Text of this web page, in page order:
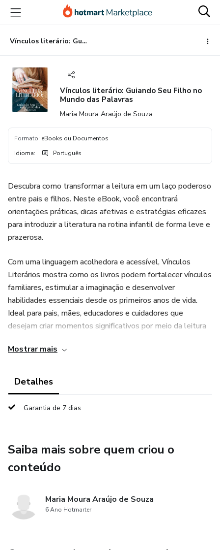
para
conteúdo
principal
para
pagamento
para
rodapé
Vínculos literário: Guiando Seu Filho no Mundo das Palavras
Vínculos literário: Guiando Seu Filho no
Mundo das Palavras
Maria Moura Araújo de Souza
Formato: eBooks ou Documentos
Idioma: Português
Descubra como transformar a leitura em um laço poderoso
entre pais e filhos. Neste eBook, você encontrará
orientações práticas, dicas afetivas e estratégias eficazes
para introduzir a literatura na rotina infantil de forma leve e
prazerosa.
Com uma linguagem acolhedora e acessível, Vínculos
Literários mostra como os livros podem fortalecer vínculos
familiares, estimular a imaginação e desenvolver
habilidades essenciais desde os primeiros anos de vida.
Ideal para pais, mães, educadores e cuidadores que
desejam criar momentos significativos por meio da leitura
emoções e crescimento — tudo isso através das páginas
Mostrar mais
Detalhes
Garantia de 7 dias
Saiba mais sobre quem criou o
conteúdo
Maria Moura Araújo de Souza
6 Ano Hotmarter